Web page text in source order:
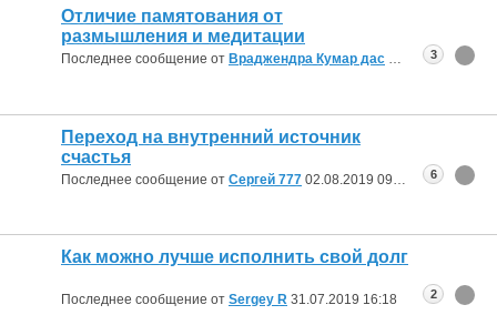
Отличие памятования от
размышления и медитации
Последнее сообщение от Враджендра Кумар дас 11:22
3
Переход на внутренний источник
счастья
Последнее сообщение от Сергей 777 02.08.2019 09:31 6
Как можно лучше исполнить свой долг
Последнее сообщение от Sergey R 31.07.2019 16:18 2